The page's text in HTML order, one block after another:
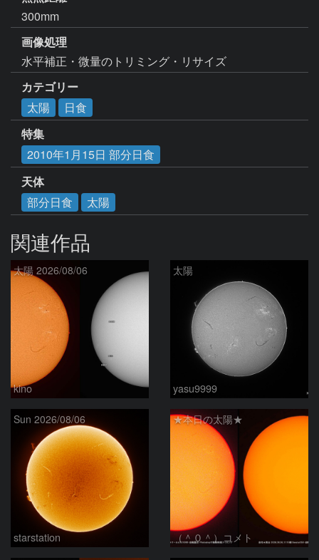
300mm
画像処理
水平補正・微量のトリミング・リサイズ
カテゴリー
太陽
日食
特集
2010年1月15日 部分日食
天体
部分日食
太陽
関連作品
太陽 2026/08/06
kino
太陽
yasu9999
Sun 2026/08/06
starstation
★本日の太陽★
（＾０＾）コメト